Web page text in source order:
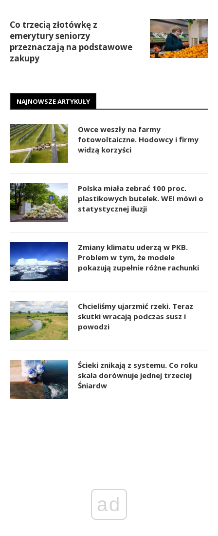
Co trzecią złotówkę z
emerytury seniorzy
przeznaczają na podstawowe
zakupy
NAJNOWSZE ARTYKUŁY
Owce weszły na farmy
fotowoltaiczne. Hodowcy i firmy
widzą korzyści
Polska miała zebrać 100 proc.
plastikowych butelek. WEI mówi o
statystycznej iluzji
Zmiany klimatu uderzą w PKB.
Problem w tym, że modele
pokazują zupełnie różne rachunki
Chcieliśmy ujarzmić rzeki. Teraz
skutki wracają podczas susz i
powodzi
Ścieki znikają z systemu. Co roku
skala dorównuje jednej trzeciej
Śniardw
ad